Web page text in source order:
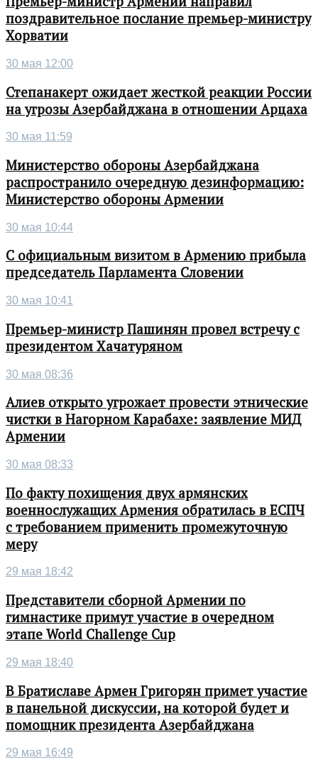
поздравительное послание премьер-министру
Хорватии
30 мая 12:00
Степанакерт ожидает жесткой реакции России
на угрозы Азербайджана в отношении Арцаха
30 мая 11:59
Министерство обороны Азербайджана
распространило очередную дезинформацию:
Министерство обороны Армении
30 мая 10:44
С официальным визитом в Армению прибыла
председатель Парламента Словении
30 мая 10:41
Премьер-министр Пашинян провел встречу с
президентом Хачатуряном
30 мая 08:36
Алиев открыто угрожает провести этнические
чистки в Нагорном Карабахе: заявление МИД
Армении
30 мая 08:33
По факту похищения двух армянских
военнослужащих Армения обратилась в ЕСПЧ
с требованием применить промежуточную
меру
29 мая 18:42
Представители сборной Армении по
гимнастике примут участие в очередном
этапе World Challenge Cup
29 мая 18:40
В Братиславе Армен Григорян примет участие
в панельной дискуссии, на которой будет и
помощник президента Азербайджана
29 мая 16:49